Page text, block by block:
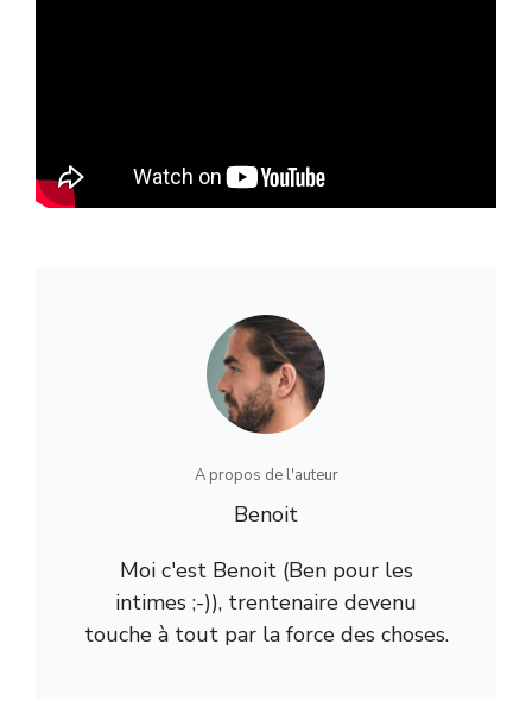
A propos de l'auteur
Benoit
Moi c'est Benoit (Ben pour les
intimes ;-)), trentenaire devenu
touche à tout par la force des choses.